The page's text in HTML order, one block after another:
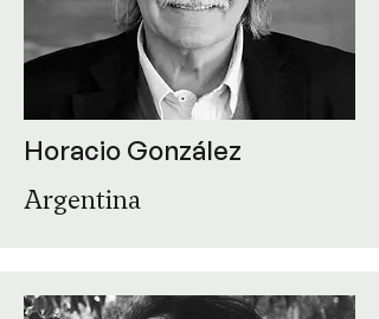
Horacio González
Argentina